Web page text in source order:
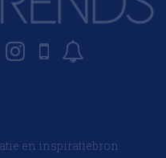
en inspiratiebron